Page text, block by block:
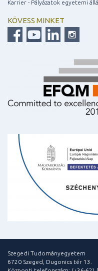
Karrier - Pályázatok egyetemi
KÖVESS MINKET
Szegedi Tudományegyetem
6720 Szeged, Dugonics tér 13.